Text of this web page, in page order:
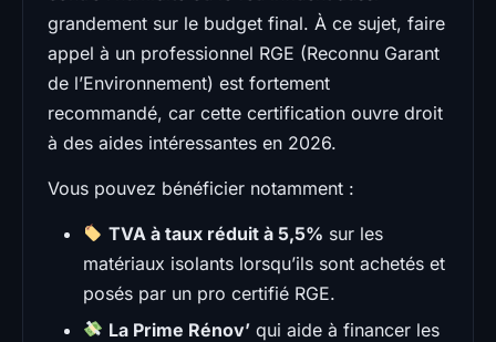
grandement sur le budget final. À ce sujet, faire
appel à un professionnel RGE (Reconnu Garant
de l’Environnement) est fortement
recommandé, car cette certification ouvre droit
à des aides intéressantes en 2026.
Vous pouvez bénéficier notamment :
TVA à taux réduit à 5,5% sur les
matériaux isolants lorsqu’ils sont achetés et
posés par un pro certifié RGE.
La Prime Rénov’ qui aide à financer les